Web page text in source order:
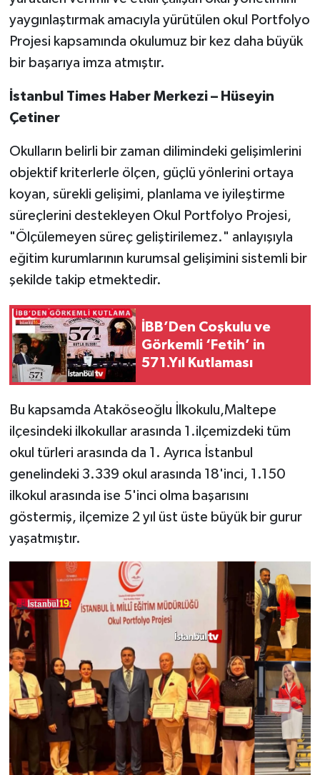
yaygınlaştırmak amacıyla yürütülen okul Portfolyo
Projesi kapsamında okulumuz bir kez daha büyük
bir başarıya imza atmıştır.
İstanbul Times Haber Merkezi – Hüseyin
Çetiner
Okulların belirli bir zaman dilimindeki gelişimlerini
objektif kriterlerle ölçen, güçlü yönlerini ortaya
koyan, sürekli gelişimi, planlama ve iyileştirme
süreçlerini destekleyen Okul Portfolyo Projesi,
"Ölçülemeyen süreç geliştirilemez." anlayışıyla
eğitim kurumlarının kurumsal gelişimini sistemli bir
şekilde takip etmektedir.
İBB’Den Coşkulu ve
Görkemli ‘Fetih’ in
571.Yıl Kutlaması
Bu kapsamda Ataköseoğlu İlkokulu,Maltepe
ilçesindeki ilkokullar arasında 1.ilçemizdeki tüm
okul türleri arasında da 1. Ayrıca İstanbul
genelindeki 3.339 okul arasında 18'inci, 1.150
ilkokul arasında ise 5'inci olma başarısını
göstermiş, ilçemize 2 yıl üst üste büyük bir gurur
yaşatmıştır.